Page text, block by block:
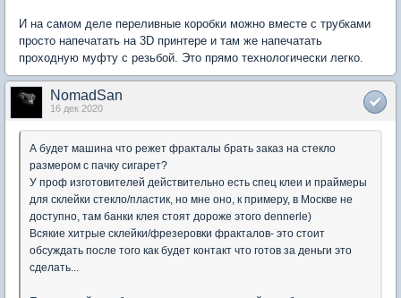
И на самом деле переливные коробки можно вместе с трубками
просто напечатать на 3D принтере и там же напечатать
проходную муфту с резьбой. Это прямо технологически легко.
NomadSan
16 дек 2020
А будет машина что режет фракталы брать заказ на стекло
размером с пачку сигарет?
У проф изготовителей действительно есть спец клеи и праймеры
для склейки стекло/пластик, но мне оно, к примеру, в Москве не
доступно, там банки клея стоят дороже этого dennerle)
Всякие хитрые склейки/фрезеровки фракталов- это стоит
обсуждать после того как будет контакт что готов за деньги это
сделать...